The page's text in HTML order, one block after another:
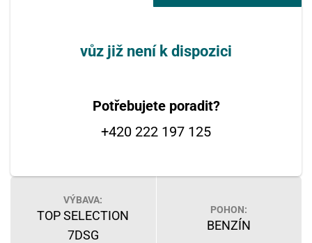
vůz již není k dispozici
Potřebujete poradit?
+420 222 197 125
VÝBAVA:
TOP SELECTION
7DSG
POHON:
BENZÍN